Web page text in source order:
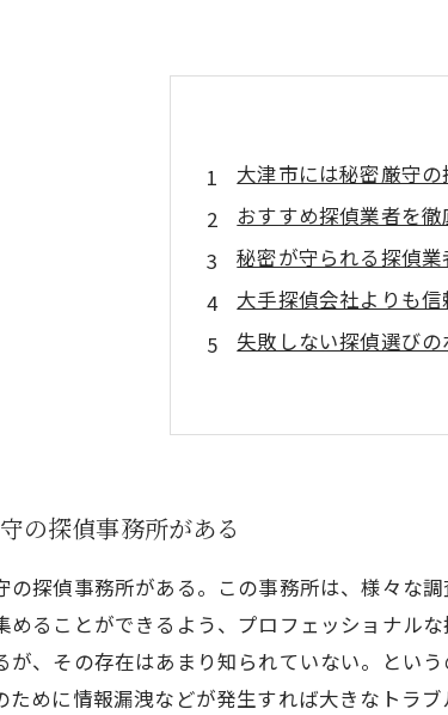
大津市には秘密厳守
おすすめ探偵業者を徹
秘密が守られる探偵
大手探偵会社よりも
失敗しない探偵選びの
の探偵事務所がある
の探偵事務所がある。この事務所は、様々な
めることができるよう、プロフェッショナル
が、その存在はあまり知られていない。とい
ために情報漏洩などが発生すれば大きなトラ